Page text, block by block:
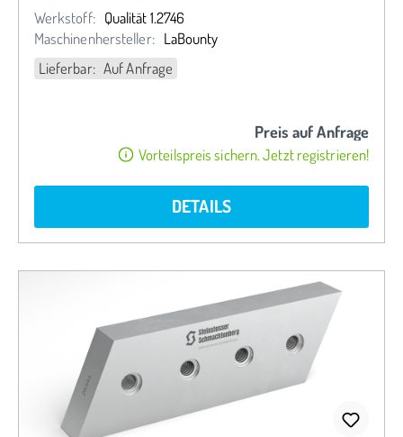
Werkstoff: Qualität 1.2746
Maschinenhersteller: LaBounty
Lieferbar: Auf Anfrage
Preis auf Anfrage
Vorteilspreis sichern. Jetzt registrieren!
DETAILS